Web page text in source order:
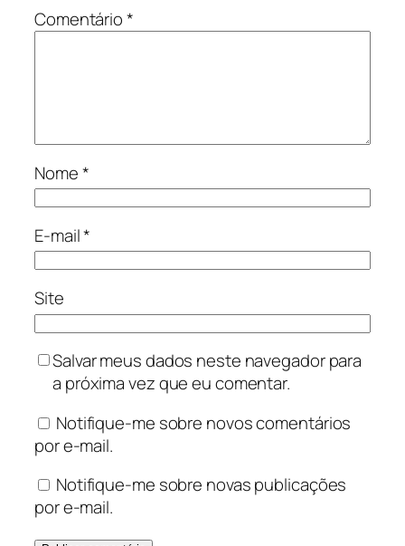
Comentário*
Nome*
E-mail*
Site
Salvar meus dados neste navegador para
a próxima vez que eu comentar.
Notifique-me sobre novos comentários
por e-mail.
Notifique-me sobre novas publicações
por e-mail.